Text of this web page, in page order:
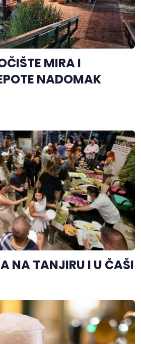
NADOMAK
NA TANJIRU I U ČAŠI